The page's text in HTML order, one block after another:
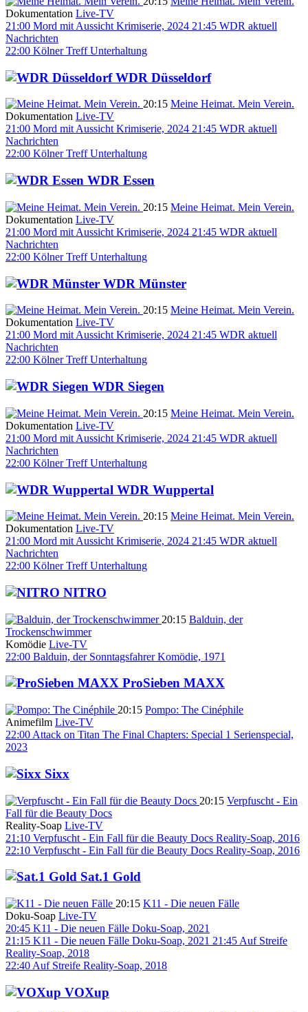
Dokumentation Live-TV
21:00 Mord mit Aussicht Krimiserie, 2024 21:45 WDR aktuell
Nachrichten
22:00 Kölner Treff Unterhaltung
WDR Düsseldorf
20:15 Meine Heimat. Mein Verein.
Dokumentation Live-TV
21:00 Mord mit Aussicht Krimiserie, 2024 21:45 WDR aktuell
Nachrichten
22:00 Kölner Treff Unterhaltung
WDR Essen
20:15 Meine Heimat. Mein Verein.
Dokumentation Live-TV
21:00 Mord mit Aussicht Krimiserie, 2024 21:45 WDR aktuell
Nachrichten
22:00 Kölner Treff Unterhaltung
WDR Münster
20:15 Meine Heimat. Mein Verein.
Dokumentation Live-TV
21:00 Mord mit Aussicht Krimiserie, 2024 21:45 WDR aktuell
Nachrichten
22:00 Kölner Treff Unterhaltung
WDR Siegen
20:15 Meine Heimat. Mein Verein.
Dokumentation Live-TV
21:00 Mord mit Aussicht Krimiserie, 2024 21:45 WDR aktuell
Nachrichten
22:00 Kölner Treff Unterhaltung
WDR Wuppertal
20:15 Meine Heimat. Mein Verein.
Dokumentation Live-TV
21:00 Mord mit Aussicht Krimiserie, 2024 21:45 WDR aktuell
Nachrichten
22:00 Kölner Treff Unterhaltung
NITRO
20:15 Balduin, der
Trockenschwimmer
Komödie Live-TV
22:00 Balduin, der Sonntagsfahrer Komödie, 1971
ProSieben MAXX
20:15 Pompo: The Cinéphile
Animefilm Live-TV
22:00 Attack on Titan The Final Chapters: Special 1 Serienspecial,
2023
Sixx
20:15 Verpfuscht - Ein
Fall für die Beauty Docs
Reality-Soap Live-TV
21:10 Verpfuscht - Ein Fall für die Beauty Docs Reality-Soap, 2016
22:10 Verpfuscht - Ein Fall für die Beauty Docs Reality-Soap, 2016
Sat.1 Gold
20:15 K11 - Die neuen Fälle
Doku-Soap Live-TV
20:45 K11 - Die neuen Fälle Doku-Soap, 2021
21:15 K11 - Die neuen Fälle Doku-Soap, 2021 21:45 Auf Streife
Reality-Soap, 2018
22:40 Auf Streife Reality-Soap, 2018
VOXup